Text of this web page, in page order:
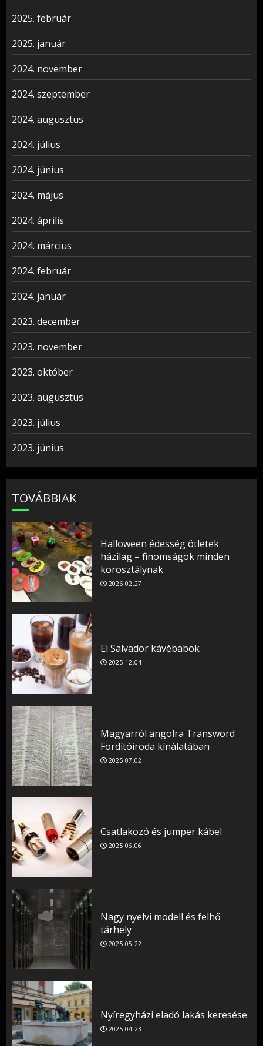
2025. február
2025. január
2024. november
2024. szeptember
2024. augusztus
2024. július
2024. június
2024. május
2024. április
2024. március
2024. február
2024. január
2023. december
2023. november
2023. október
2023. augusztus
2023. július
2023. június
TOVÁBBIAK
Halloween édesség ötletek
házilag – finomságok minden
korosztálynak
2026.02.27.
El Salvador kávébabok
2025.12.04.
Magyarról angolra Transword
Fordítóiroda kínálatában
2025.07.02.
Csatlakozó és jumper kábel
2025.06.06.
Nagy nyelvi modell és felhő
tárhely
2025.05.22.
Nyíregyházi eladó lakás keresése
2025.04.23.